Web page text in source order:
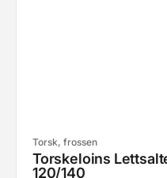
Torsk, frossen
Torskeloins
120/140